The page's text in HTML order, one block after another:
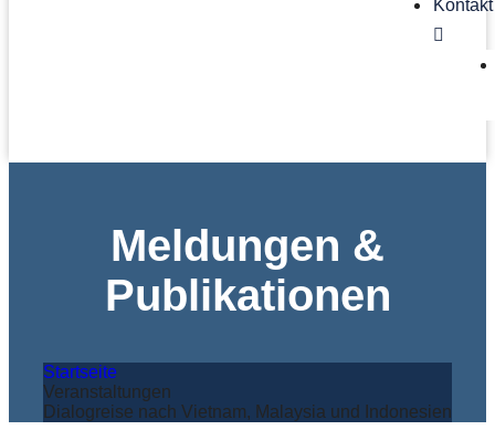
Kontakt
Meldungen &
Publikationen
Startseite
Veranstaltungen
Dialogreise nach Vietnam, Malaysia und Indonesien